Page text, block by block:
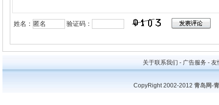
姓名： 验证码：
关于联系我们 - 广告服务 -
CopyRight 2002-2012 青岛网-